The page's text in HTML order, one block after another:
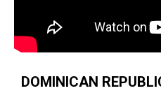
DOMINICAN